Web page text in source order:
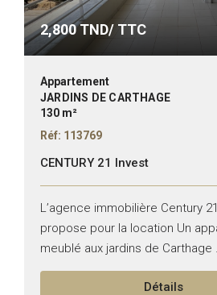
2,800TND/ TTC
Appartement
JARDINS DE CARTHAGE
130 m²
Réf: 113769
CENTURY 21 Invest
L’agence immobilière Century
propose pour la location Un
meublé aux jardins de
: – Un salon spacieux qui
Détails